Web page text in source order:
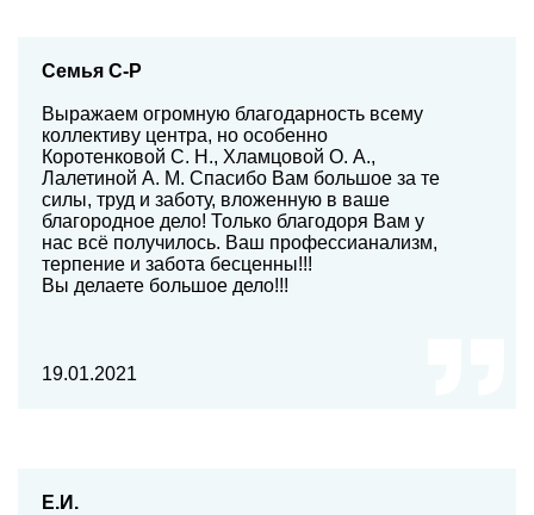
Семья С-Р
Выражаем огромную благодарность всему
коллективу центра, но особенно
Коротенковой С. Н., Хламцовой О. А.,
Лалетиной А. М. Спасибо Вам большое за те
силы, труд и заботу, вложенную в ваше
благородное дело! Только благодоря Вам у
нас всё получилось. Ваш профессианализм,
терпение и забота бесценны!!!
Вы делаете большое дело!!!
19.01.2021
Е.И.